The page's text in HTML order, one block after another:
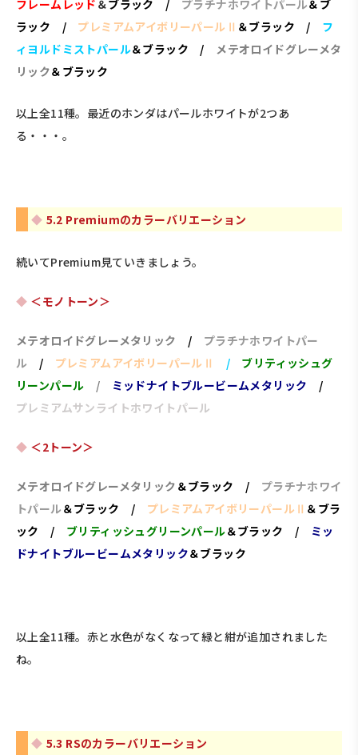
フレームレッド ＆ブラック / プラチナホワイトパール＆ブ
ラック / プレミアムアイボリーパールⅡ ＆ブラック / フ
ィヨルドミストパール＆ブラック / メテオロイドグレーメタ
リック＆ブラック
以上全11種。最近のホンダはパールホワイトが2つあ
る・・・。
5.2 Premiumのカラーバリエーション
続いてPremium見ていきましょう。
＜モノトーン＞
メテオロイドグレーメタリック /
プラチナホワイトパー
ル
/ プレミアムアイボリーパールⅡ / ブリティッシュグ
リーンパール / ミッドナイトブルービームメタリック /
プレミアムサンライトホワイトパール
＜2トーン＞
メテオロイドグレーメタリック ＆ブラック / プラチナホワイ
トパール ＆ブラック / プレミアムアイボリーパールⅡ ＆ブラ
ック / ブリティッシュグリーンパール＆ブラック /
ミッ
ドナイトブルービームメタリック＆ブラック
以上全11種。赤と水色がなくなって緑と紺が追加されました
ね。
5.3 RSのカラーバリエーション